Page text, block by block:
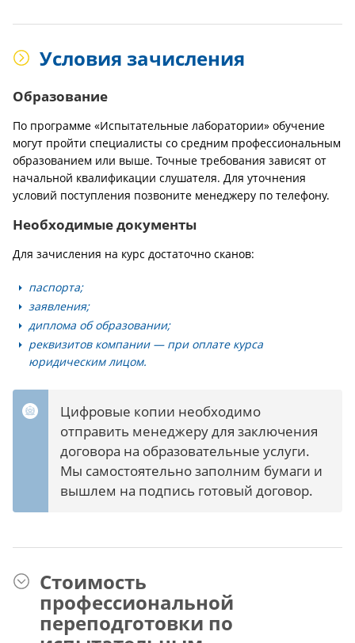
Условия зачисления
Образование
По программе «Испытательные лаборатории» обучение
могут пройти специалисты со средним профессиональным
образованием или выше. Точные требования зависят от
начальной квалификации слушателя. Для уточнения
условий поступления позвоните менеджеру по телефону.
Необходимые документы
Для зачисления на курс достаточно сканов:
паспорта;
заявления;
диплома об образовании;
реквизитов компании — при оплате курса
юридическим лицом.
Цифровые копии необходимо
отправить менеджеру для заключения
договора на образовательные услуги.
Мы самостоятельно заполним бумаги и
вышлем на подпись готовый договор.
Стоимость
профессиональной
переподготовки по